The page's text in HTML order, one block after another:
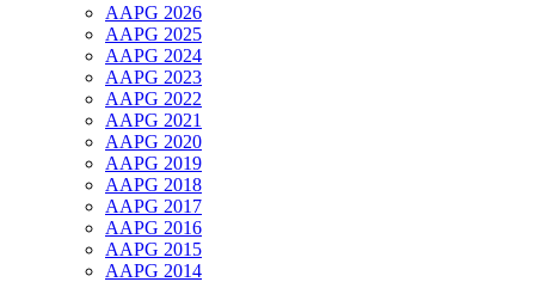
AAPG 2026
AAPG 2025
AAPG 2024
AAPG 2023
AAPG 2022
AAPG 2021
AAPG 2020
AAPG 2019
AAPG 2018
AAPG 2017
AAPG 2016
AAPG 2015
AAPG 2014